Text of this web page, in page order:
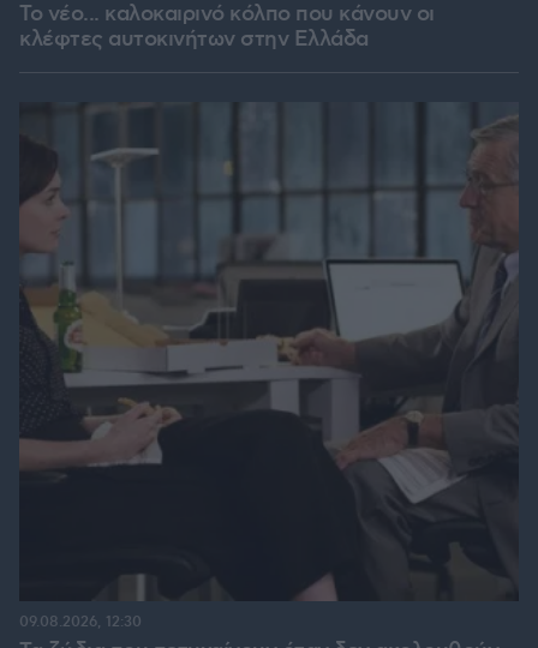
Το νέο... καλοκαιρινό κόλπο που κάνουν οι
κλέφτες αυτοκινήτων στην Ελλάδα
09.08.2026, 12:30